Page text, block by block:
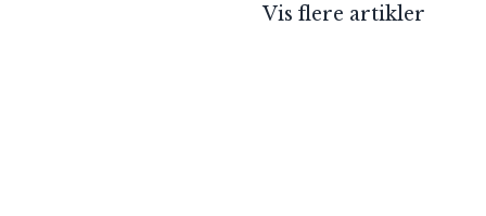
Vis flere artikler